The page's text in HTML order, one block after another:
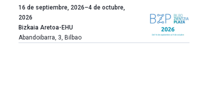
Un
año
más,
Bilbao
16 de septiembre, 2026–4 de octubre,
2026
Bizkaia Aretoa-EHU
Abandoibarra, 3, Bilbao